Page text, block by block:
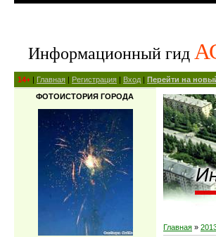
Информационный гид
14+ | Главная | Регистрация | Вход | Перейти на
ФОТОИСТОРИЯ ГОРОДА
Главная »